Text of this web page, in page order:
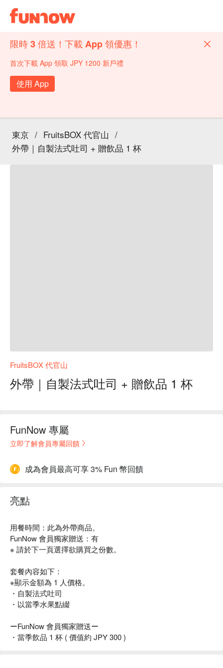
限時 3 倍送！下載 App 領優惠！
首次下載 App 領取 JPY 1200 新戶禮
使用 App
東京 / FruitsBOX 代官山 /
外帶｜自製法式吐司 + 贈飲品 1 杯
FruitsBOX 代官山
外帶｜自製法式吐司 + 贈飲品 1 杯
FunNow 專屬
立即了解會員專屬回饋
成為會員最高可享 3% Fun 幣回饋
亮點
用餐時間：此為外帶商品。
FunNow 會員獨家贈送：有
※ 請於下一頁選擇欲購買之份數。
套餐內容如下：
※顯示金額為 1 人價格。
・自製法式吐司
・以當季水果點綴
ーFunNow 會員獨家贈送ー
・當季飲品 1 杯 ( 價值約 JPY 300 )